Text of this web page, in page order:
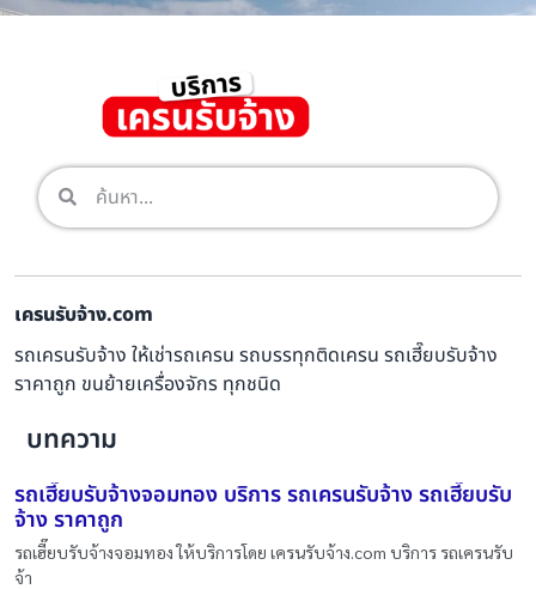
เครนรับจ้าง.com
รถเครนรับจ้าง ให้เช่ารถเครน รถบรรทุกติดเครน รถเฮี๊ยบรับจ้าง
ราคาถูก ขนย้ายเครื่องจักร ทุกชนิด
บทความ
รถเฮี๊ยบรับจ้างจอมทอง บริการ รถเครนรับจ้าง รถเฮี๊ยบรับ
จ้าง ราคาถูก
รถเฮี๊ยบรับจ้างจอมทอง ให้บริการโดย เครนรับจ้าง.com บริการ รถเครนรับ
จ้า